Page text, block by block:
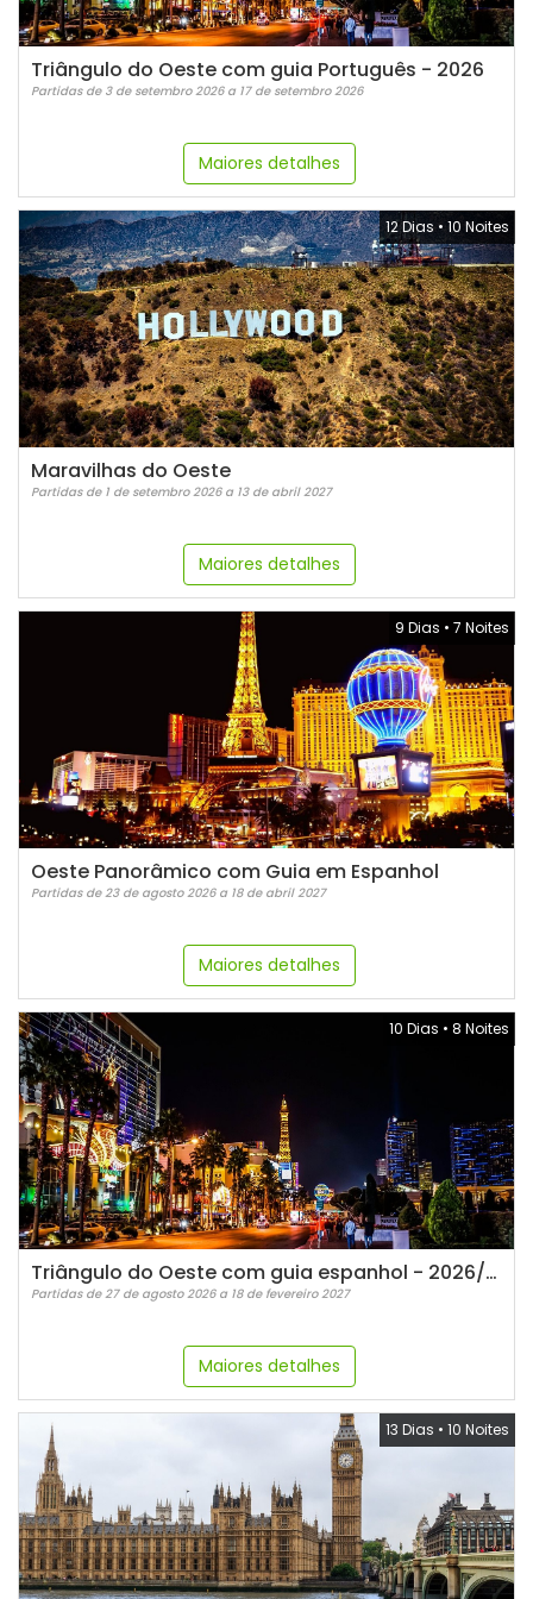
Triângulo do Oeste com guia Português - 2026
Partidas de 3 de setembro 2026 a 17 de setembro 2026
Maiores detalhes
12 Dias • 10 Noites
Maravilhas do Oeste
Partidas de 1 de setembro 2026 a 13 de abril 2027
Maiores detalhes
9 Dias • 7 Noites
Oeste Panorâmico com Guia em Espanhol
Partidas de 23 de agosto 2026 a 18 de abril 2027
Maiores detalhes
10 Dias • 8 Noites
Triângulo do Oeste com guia espanhol - 2026/2027
Partidas de 27 de agosto 2026 a 18 de fevereiro 2027
Maiores detalhes
13 Dias • 10 Noites